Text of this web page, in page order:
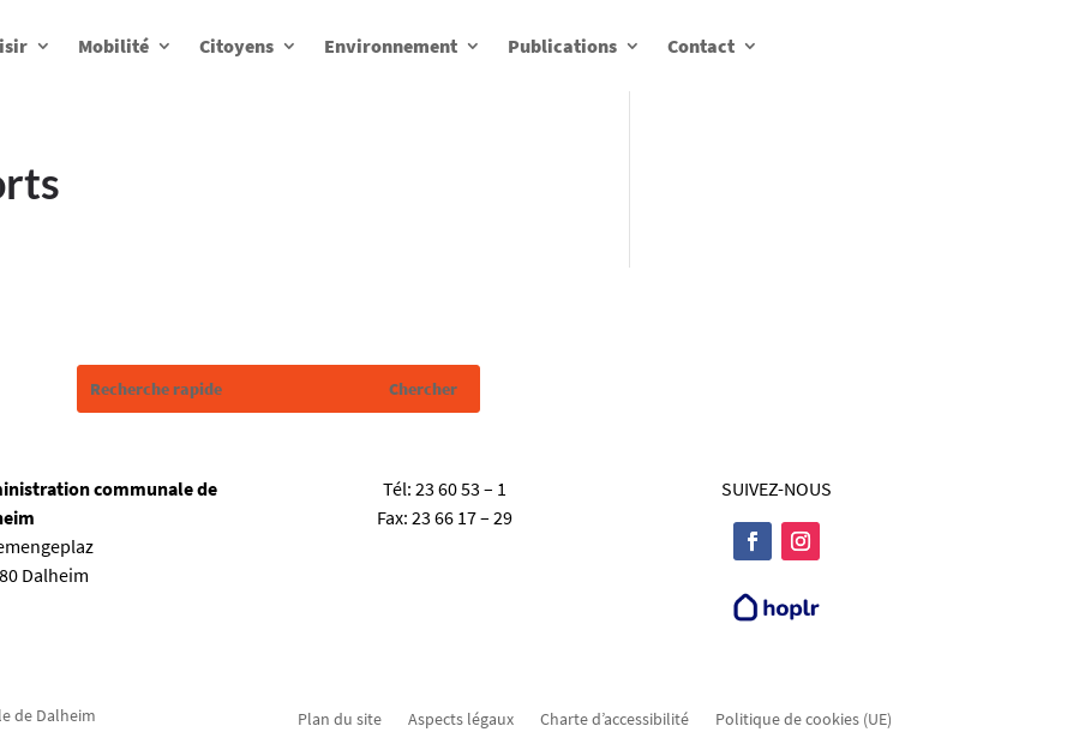
Mobilité Citoyens Environnement Publications Contact
communale de
Dalheim
Tél: 23 60 53 – 1
Fax: 23 66 17 – 29
SUIVEZ-NOUS
de Dalheim Plan du site Aspects légaux Charte d’accessibilité Politique de cookies (UE)